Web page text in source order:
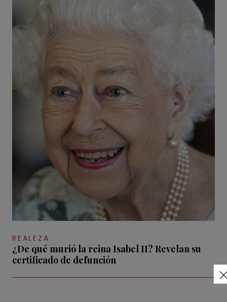
REALEZA
¿De qué murió la reina Isabel II? Revelan su
certificado de defunción